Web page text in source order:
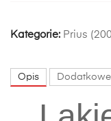
Kategorie: Prius
Opis